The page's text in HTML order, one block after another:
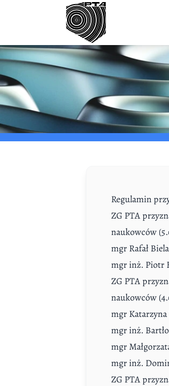
Regulamin
ZG PTA
naukowców
mgr Rafał
mgr inż. Piotr
ZG PTA
naukowców
mgr
mgr inż.
mgr
mgr inż.
ZG PTA